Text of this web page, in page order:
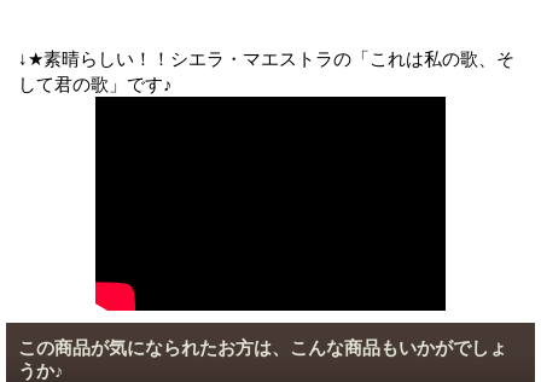
↓★素晴らしい！！シエラ・マエストラの「これは私の歌、そ
して君の歌」です♪
この商品が気になられたお方は、こんな商品もいかがでしょ
うか♪